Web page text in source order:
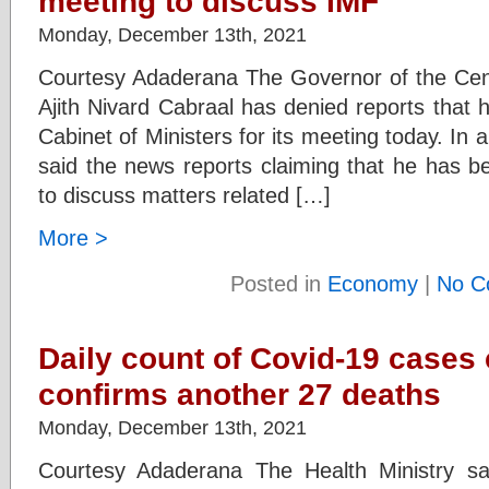
Monday, December 13th, 2021
Courtesy Adaderana The Governor of the
Ajith Nivard Cabraal has denied reports that
Cabinet of Ministers for its meeting today. In
said the news reports claiming that he has
to discuss matters related […]
More >
Posted in Economy| No
Daily count of Covid-19 cases
confirms another 27 deaths
Monday, December 13th, 2021
Courtesy Adaderana The Health Ministry